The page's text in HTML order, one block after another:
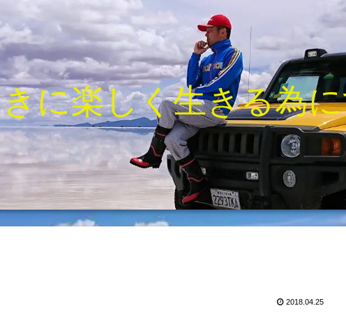
に楽しく生きる為
2018.04.25